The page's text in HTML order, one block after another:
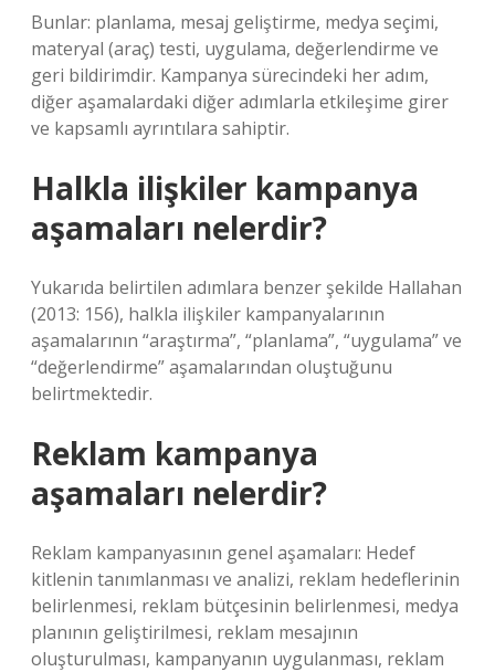
Bunlar: planlama, mesaj geliştirme, medya seçimi,
materyal (araç) testi, uygulama, değerlendirme ve
geri bildirimdir. Kampanya sürecindeki her adım,
diğer aşamalardaki diğer adımlarla etkileşime girer
ve kapsamlı ayrıntılara sahiptir.
Halkla ilişkiler kampanya
aşamaları nelerdir?
Yukarıda belirtilen adımlara benzer şekilde Hallahan
(2013: 156), halkla ilişkiler kampanyalarının
aşamalarının “araştırma”, “planlama”, “uygulama” ve
“değerlendirme” aşamalarından oluştuğunu
belirtmektedir.
Reklam kampanya
aşamaları nelerdir?
Reklam kampanyasının genel aşamaları: Hedef
kitlenin tanımlanması ve analizi, reklam hedeflerinin
belirlenmesi, reklam bütçesinin belirlenmesi, medya
planının geliştirilmesi, reklam mesajının
oluşturulması, kampanyanın uygulanması, reklam